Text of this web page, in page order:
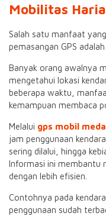
Mobilitas
Salah satu manfaat
pemasangan GPS
Banyak orang awalnya
mengetahui lokasi
beberapa waktu,
kemampuan membaca
Melalui gps mobil
jam penggunaan
sering dilalui, hingga
Informasi ini membantu
dengan lebih efisien.
Contohnya pada
penggunaan sudah